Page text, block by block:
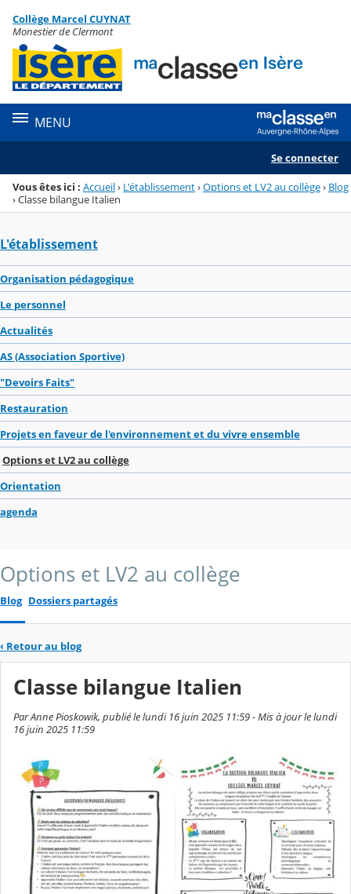
Menu de la rubrique
Contenu
Collège Marcel CUYNAT
Monestier de Clermont
MENU
Se connecter
Vous êtes ici : Accueil› L'établissement›Options et LV2 au collège› Blog
›Classe bilangue Italien
L'établissement
Organisation pédagogique
Le personnel
Actualités
AS (Association Sportive)
"Devoirs Faits"
Restauration
Projets en faveur de l'environnement et du vivre ensemble
Options et LV2 au collège
Orientation
agenda
Options et LV2 au collège
Blog Dossiers partagés
‹ Retour au blog
Classe bilangue Italien
Par Anne Pioskowik, publié le lundi 16 juin 2025 11:59 - Mis à jour le lundi
16 juin 2025 11:59